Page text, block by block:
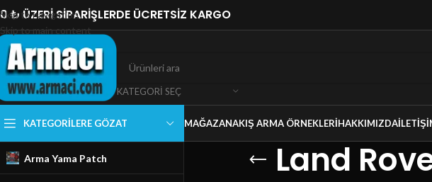
Skip to navigation
Skip to main content
₺ ÜZERİ SİPARİŞLERDE ÜCRETSİZ KARGO
KATEGORI SEÇ
KATEGORILERE GÖZAT
Arma Yama Patch
MAĞAZANAKIŞ ARMA ÖRNEKLERIHAKKIMIZDA
Land